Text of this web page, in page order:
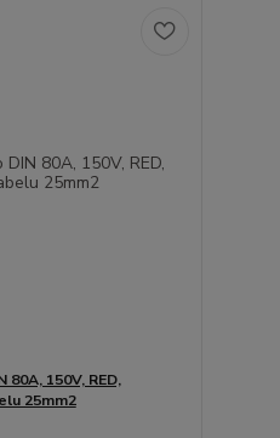
150V, RED,
25mm2